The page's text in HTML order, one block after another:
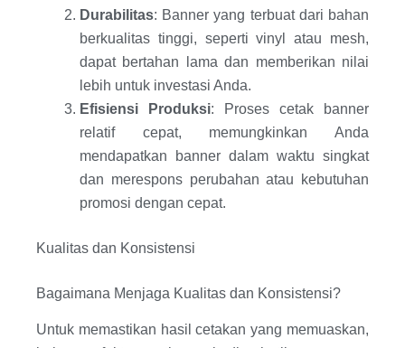
Durabilitas: Banner yang terbuat dari bahan
berkualitas tinggi, seperti vinyl atau mesh,
dapat bertahan lama dan memberikan nilai
lebih untuk investasi Anda.
Efisiensi Produksi: Proses cetak banner
relatif cepat, memungkinkan Anda
mendapatkan banner dalam waktu singkat
dan merespons perubahan atau kebutuhan
promosi dengan cepat.
Kualitas dan Konsistensi
Bagaimana Menjaga Kualitas dan Konsistensi?
Untuk memastikan hasil cetakan yang memuaskan,